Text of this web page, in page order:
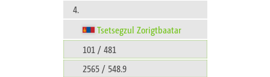
4.
Tsetsegzul Zorigtbaatar
101 / 481
2565 / 548.9